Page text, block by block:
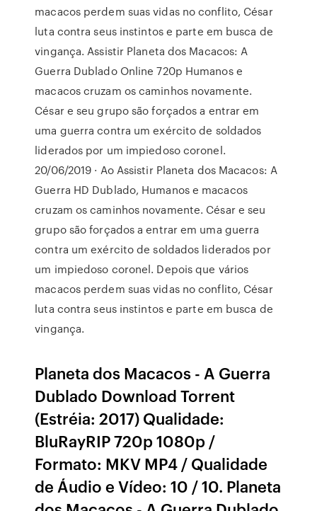
macacos perdem suas vidas no conflito, César
luta contra seus instintos e parte em busca de
vingança. Assistir Planeta dos Macacos: A
Guerra Dublado Online 720p Humanos e
macacos cruzam os caminhos novamente.
César e seu grupo são forçados a entrar em
uma guerra contra um exército de soldados
liderados por um impiedoso coronel.
20/06/2019 · Ao Assistir Planeta dos Macacos: A
Guerra HD Dublado, Humanos e macacos
cruzam os caminhos novamente. César e seu
grupo são forçados a entrar em uma guerra
contra um exército de soldados liderados por
um impiedoso coronel. Depois que vários
macacos perdem suas vidas no conflito, César
luta contra seus instintos e parte em busca de
vingança.
Planeta dos Macacos - A Guerra
Dublado Download Torrent
(Estréia: 2017) Qualidade:
BluRayRIP 720p 1080p /
Formato: MKV MP4 / Qualidade
de Áudio e Vídeo: 10 / 10. Planeta